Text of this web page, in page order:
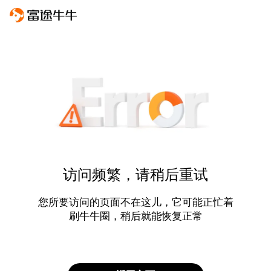
访问频繁，请稍后重试
您所要访问的页面不在这儿，它可能正忙着
刷牛牛圈，稍后就能恢复正常